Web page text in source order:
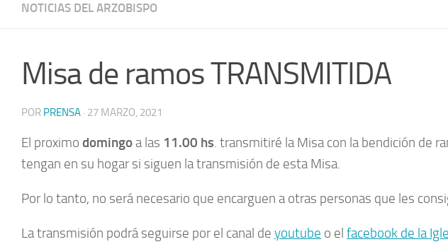
NOTICIAS DEL ARZOBISPO
Misa de ramos TRANSMITIDA
POR PRENSA · 27 MARZO, 2021
El proximo domingo a las 11.00 hs. transmitiré la Misa con la bendición de
tengan en su hogar si siguen la transmisión de esta Misa.
Por lo tanto, no será necesario que encarguen a otras personas que les
La transmisión podrá seguirse por el canal de youtube o el facebook de la